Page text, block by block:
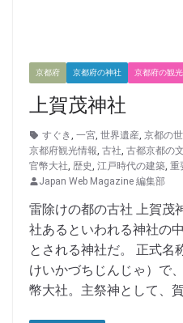
京都府 京都府の神社 京都府の観
上賀茂神社
すぐき 一宮 世界遺産 京都の
京都府観光情報 古社 古都京都の
官幣大社 歴史 江戸時代の建築 重
Japan Web Magazine 編集部
雷除けの都の古社 上賀茂
社あるといわれる神社の
とされる神社だ。 正式名
けいかづちじんじゃ）で
幣大社。主祭神として、